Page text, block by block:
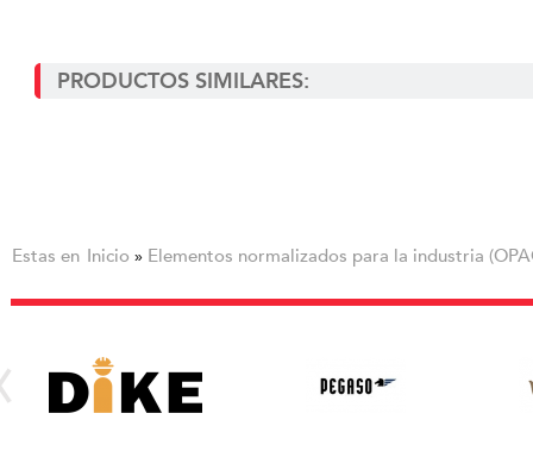
PRODUCTOS SIMILARES:
Estas en Inicio » Elementos normalizados para la industria